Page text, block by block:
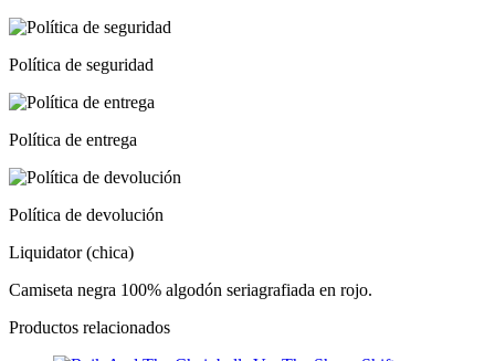
Política de seguridad
Política de entrega
Política de devolución
Liquidator (chica)
Camiseta negra 100% algodón seriagrafiada en rojo.
Productos relacionados